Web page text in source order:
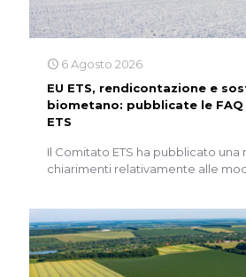
6 Agosto 2026
EU ETS, rendicontazione e
biometano: pubblicate le
ETS
Il Comitato ETS ha pubblicato una
chiarimenti relativamente alle